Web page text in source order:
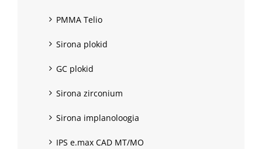
PMMA Telio
Sirona plokid
GC plokid
Sirona zirconium
Sirona implanoloogia
IPS e.max CAD MT/MO